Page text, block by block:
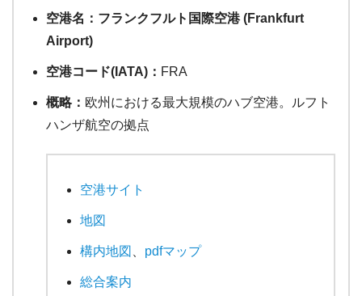
空港名：フランクフルト国際空港 (Frankfurt
Airport)
空港コード(IATA)： FRA
概略： 欧州における最大規模のハブ空港。ルフト
ハンザ航空の拠点
空港サイト
地図
構内地図 pdfマップ
総合案内